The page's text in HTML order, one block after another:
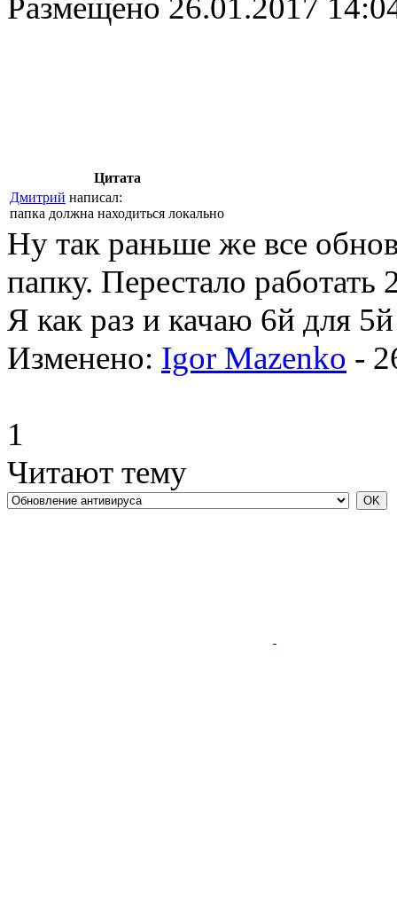
Размещено 26.01.2017
Цитата
Дмитрий написал:
папка должна находиться локально
Ну так раньше же все
папку. Перестало работать
Я как раз и качаю 6й для
Изменено: Igor Mazenko -
1
Читают тему